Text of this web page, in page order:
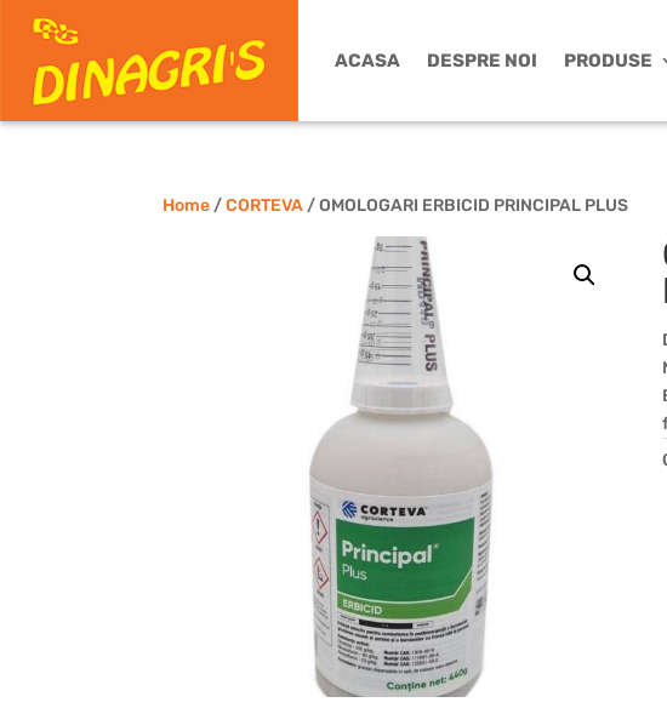
ACASA DESPRE NOI PRODUSE
Home /CORTEVA / OMOLOGARI ERBICID PRINCIPAL PLUS